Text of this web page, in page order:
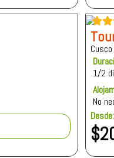
1/2
No
Desde:
$